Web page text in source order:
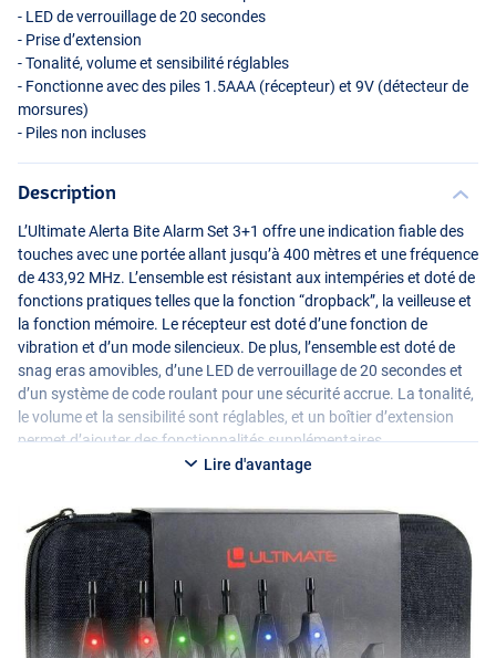
- LEDde verrouillage de 20 secondes
- Prise d’extension
- Tonalité, volume et sensibilité réglables
- Fonctionne avec des piles 1.5AAA (récepteur) et 9V (détecteur de
morsures)
- Piles non incluses
Description
L’Ultimate Alerta Bite Alarm Set 3+1 offre une indication fiable des
touches avec une portée allant jusqu’à 400 mètres et une fréquence
de 433,92 MHz. L’ensemble est résistant aux intempéries et doté de
fonctions pratiques telles que la fonction “dropback”, la veilleuse et
la fonction mémoire. Le récepteur est doté d’une fonction de
vibration et d’un mode silencieux. De plus, l’ensemble est doté de
snag eras amovibles, d’une LEDde verrouillage de 20 secondes et
d’un système de code roulant pour une sécurité accrue. La tonalité,
le volume et la sensibilité sont réglables, et un boîtier d’extension
permet d’ajouter des fonctionnalités supplémentaires.
Lire d'avantage